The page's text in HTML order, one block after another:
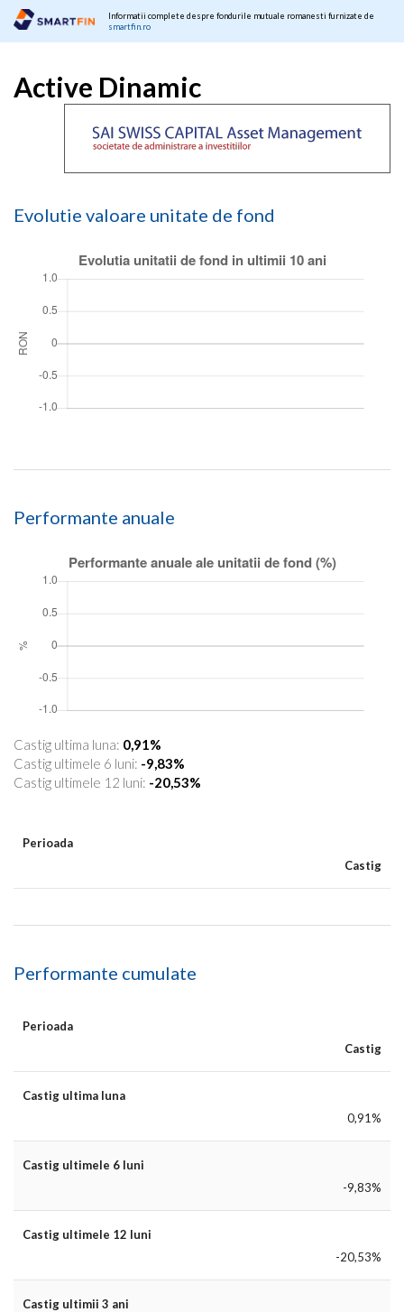
Informatii complete despre fondurile mutuale romanesti furnizate de
smartfin.ro
Active Dinamic
Evolutie valoare unitate de fond
Performante anuale
Castig ultima luna: 0,91%
Castig ultimele 6 luni: -9,83%
Castig ultimele 12 luni: -20,53%
Perioada
Castig
Performante cumulate
Perioada
Castig
Castig ultima luna
0,91%
Castig ultimele 6 luni
-9,83%
Castig ultimele 12 luni
-20,53%
Castig ultimii 3 ani